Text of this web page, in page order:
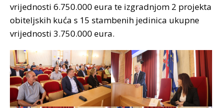
vrijednosti 6.750.000 eura te izgradnjom 2 projekta
obiteljskih kuća s 15 stambenih jedinica ukupne
vrijednosti 3.750.000 eura.